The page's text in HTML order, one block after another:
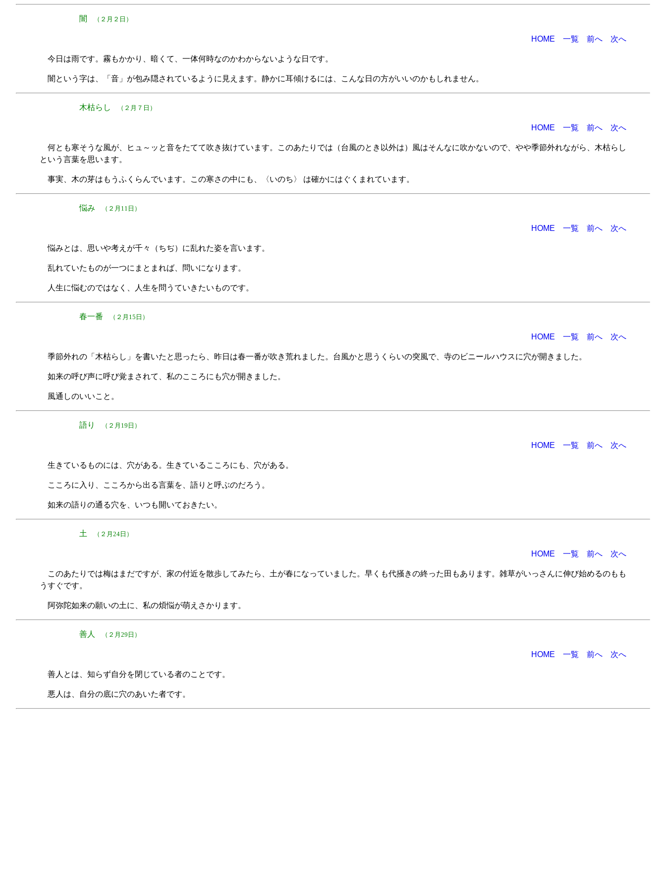
闇 （２月２日）
HOME 一覧 前へ 次へ
今日は雨です。霧もかかり、暗くて、一体何時なのかわからないような日です。
闇という字は、「音」が包み隠されているように見えます。静かに耳傾けるには、こんな日の方がいいのかもしれません。
木枯らし （２月７日）
HOME 一覧 前へ 次へ
何とも寒そうな風が、ヒュ～ッと音をたてて吹き抜けています。このあたりでは（台風のとき以外は）風はそんなに吹かないので、やや季節外れながら、木枯らし
という言葉を思います。
事実、木の芽はもうふくらんでいます。この寒さの中にも、〈いのち〉 は確かにはぐくまれています。
悩み （２月11日）
HOME 一覧 前へ 次へ
悩みとは、思いや考えが千々（ちぢ）に乱れた姿を言います。
乱れていたものが一つにまとまれば、問いになります。
人生に悩むのではなく、人生を問うていきたいものです。
春一番 （２月15日）
HOME 一覧 前へ 次へ
季節外れの「木枯らし」を書いたと思ったら、昨日は春一番が吹き荒れました。台風かと思うくらいの突風で、寺のビニールハウスに穴が開きました。
如来の呼び声に呼び覚まされて、私のこころにも穴が開きました。
風通しのいいこと。
語り （２月19日）
HOME 一覧 前へ 次へ
生きているものには、穴がある。生きているこころにも、穴がある。
こころに入り、こころから出る言葉を、語りと呼ぶのだろう。
如来の語りの通る穴を、いつも開いておきたい。
土 （２月24日）
HOME 一覧 前へ 次へ
このあたりでは梅はまだですが、家の付近を散歩してみたら、土が春になっていました。早くも代掻きの終った田もあります。雑草がいっさんに伸び始めるのもも
うすぐです。
阿弥陀如来の願いの土に、私の煩悩が萌えさかります。
善人 （２月29日）
HOME 一覧 前へ 次へ
善人とは、知らず自分を閉じている者のことです。
悪人は、自分の底に穴のあいた者です。